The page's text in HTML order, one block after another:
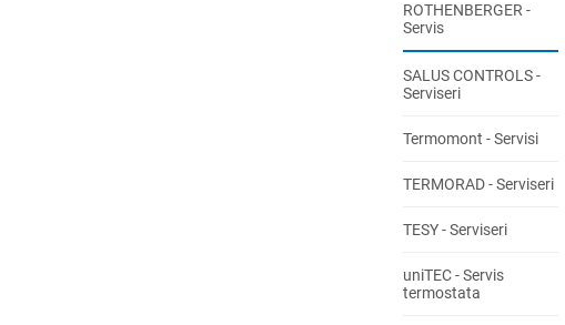
ROTHENBERGER -
Servis
SALUS CONTROLS -
Serviseri
Termomont - Servisi
TERMORAD - Serviseri
TESY - Serviseri
uniTEC - Servis
termostata